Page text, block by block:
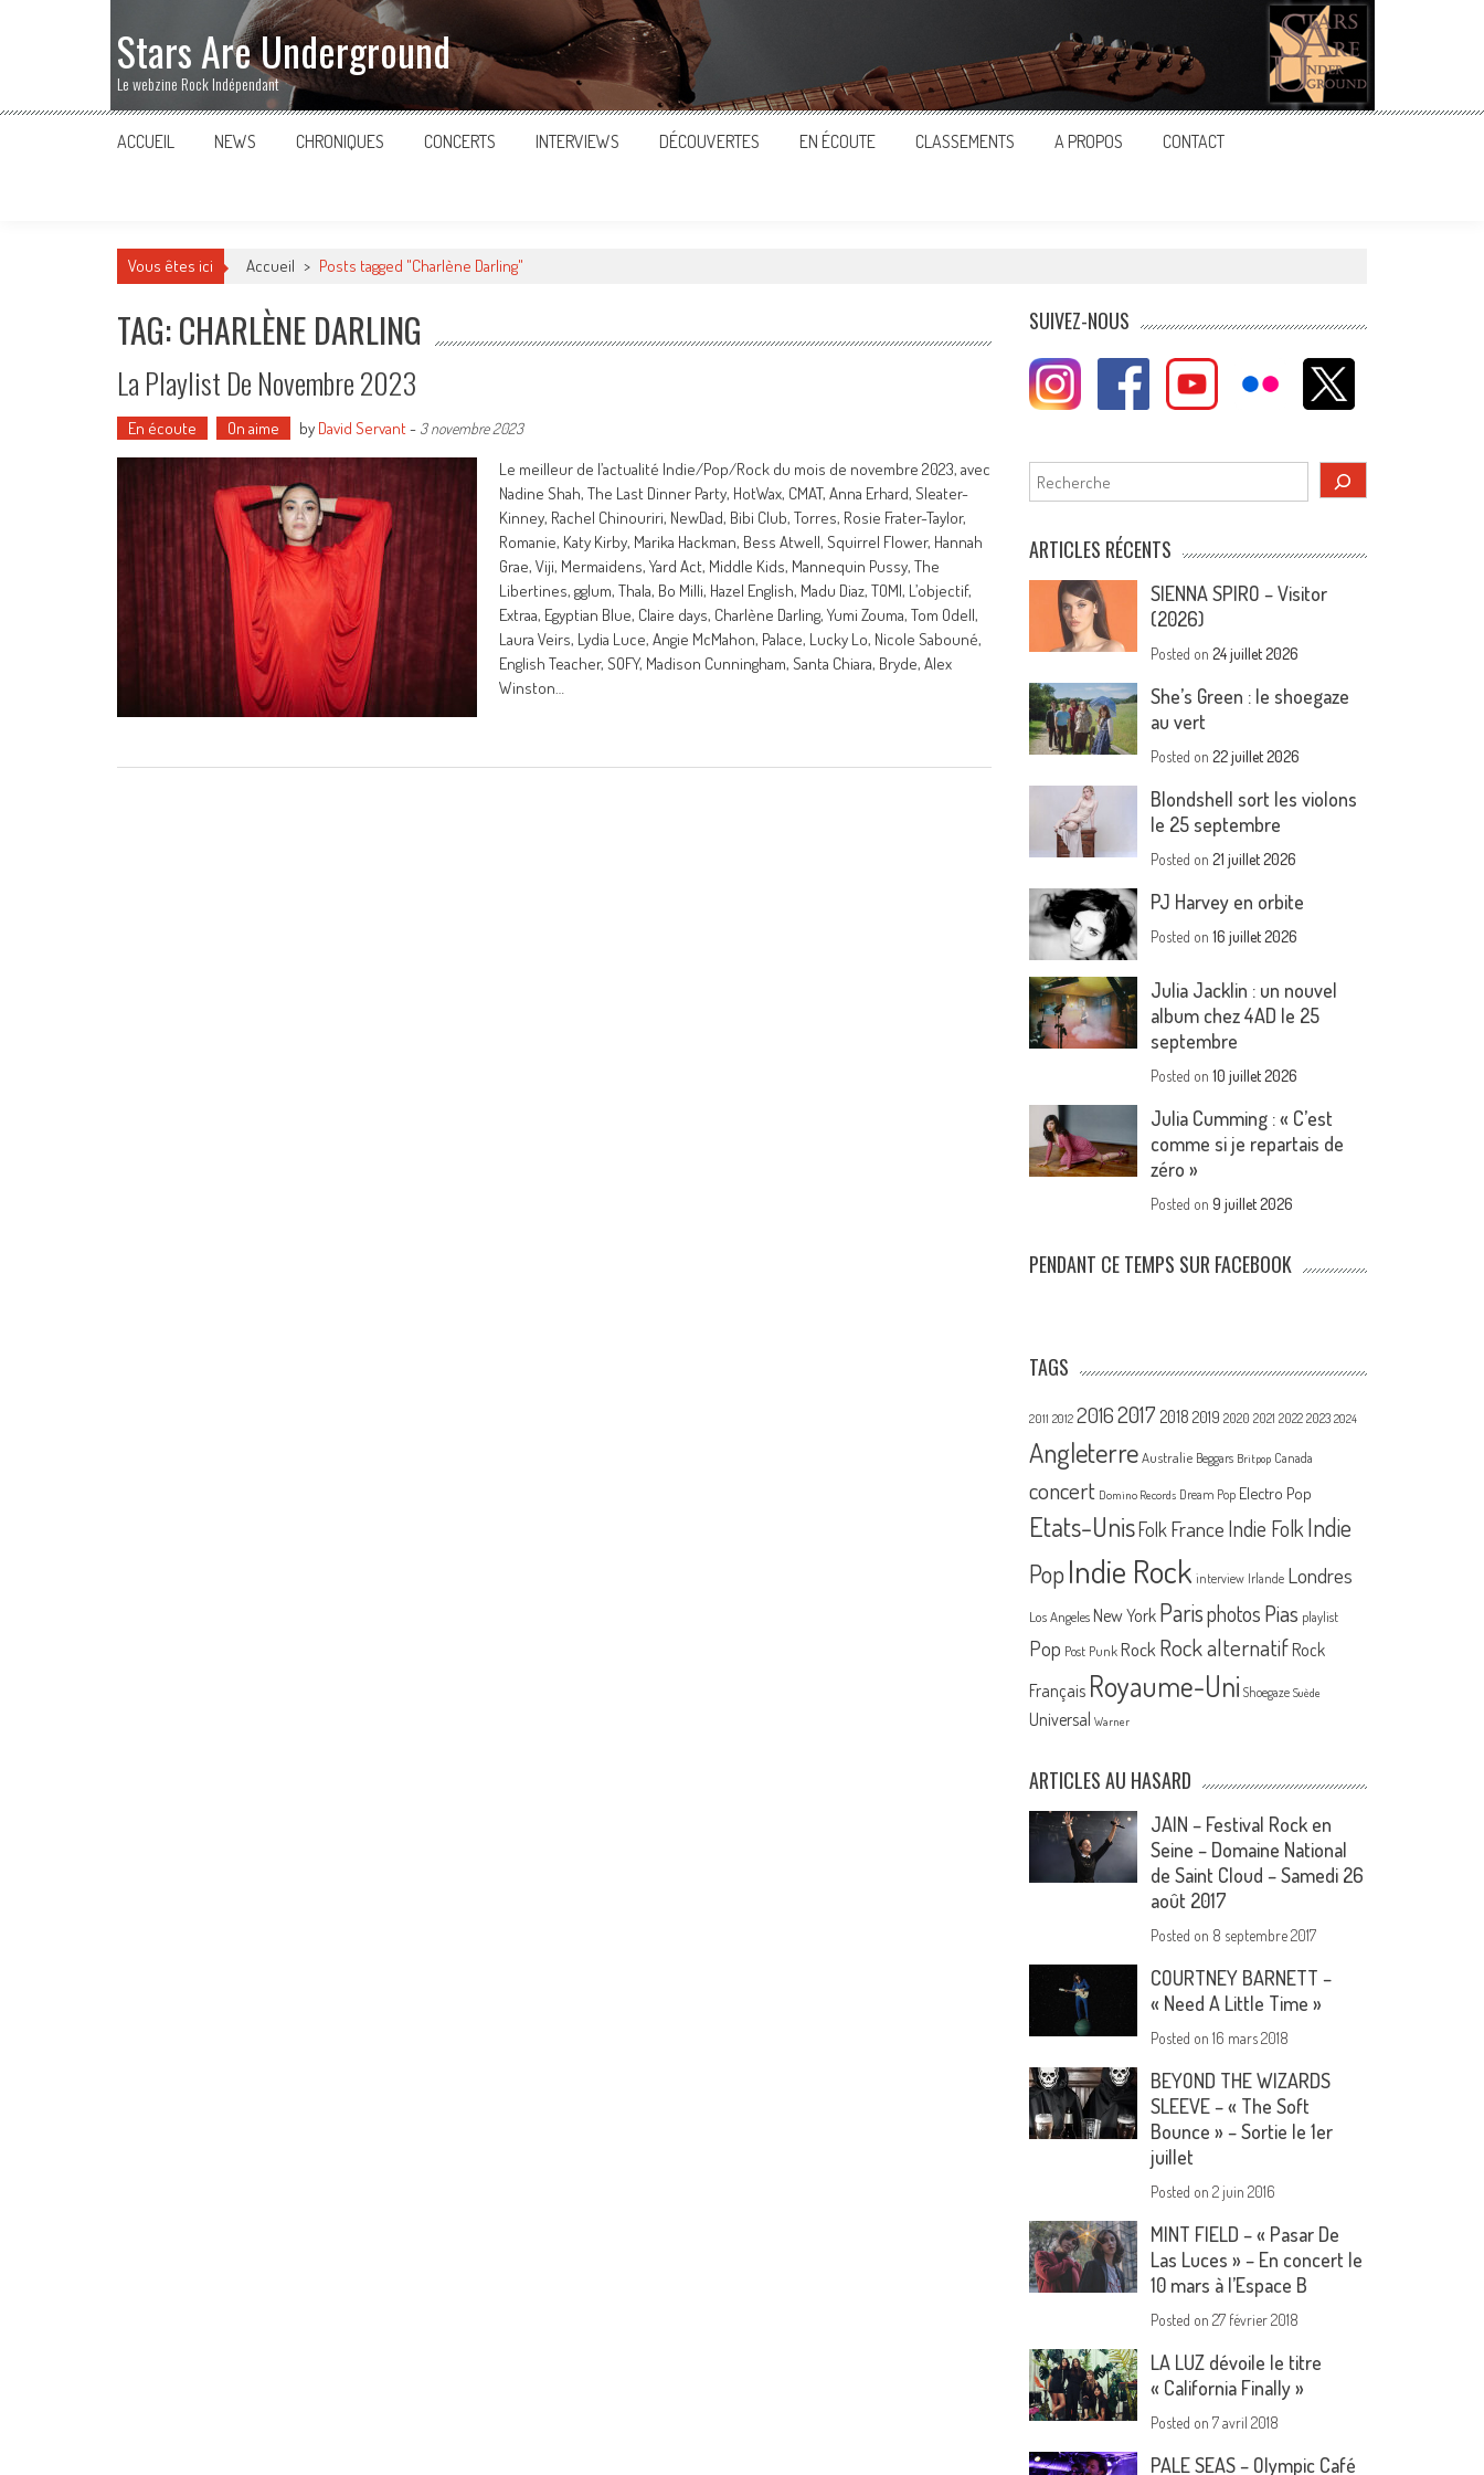
Stars Are Underground
Le webzine Rock Indépendant
ACCUEIL NEWS CHRONIQUES CONCERTS INTERVIEWS DÉCOUVERTES EN ÉCOUTE CLASSEMENTS A PROPOS CONTACT
Vous êtes ici Accueil > Posts tagged "Charlène Darling"
TAG: CHARLÈNE DARLING
La Playlist De Novembre 2023
En écoute On aime by David Servant- 3 novembre 2023
Le meilleur de l’actualité Indie/Pop/Rock du mois de novembre 2023, avec
Nadine Shah, The Last Dinner Party, HotWax, CMAT, Anna Erhard, Sleater-
Kinney, Rachel Chinouriri, NewDad, Bibi Club, Torres, Rosie Frater-Taylor,
Romanie, Katy Kirby, Marika Hackman, Bess Atwell, Squirrel Flower, Hannah
Grae, Viji, Mermaidens, Yard Act, Middle Kids, Mannequin Pussy, The
Libertines, gglum, Thala, Bo Milli, Hazel English, Madu Diaz, TOMI, L’objectif,
Extraa, Egyptian Blue, Claire days, Charlène Darling, Yumi Zouma, Tom Odell,
Laura Veirs, Lydia Luce, Angie McMahon, Palace, Lucky Lo, Nicole Sabouné,
English Teacher, SOFY, Madison Cunningham, Santa Chiara, Bryde, Alex
Winston…
SUIVEZ-NOUS
Rechercher
ARTICLES RÉCENTS
SIENNA SPIRO – Visitor
(2026)
Posted on24 juillet 2026
She’s Green : le shoegaze
au vert
Posted on22 juillet 2026
Blondshell sort les violons
le 25 septembre
Posted on21 juillet 2026
PJ Harvey en orbite
Posted on16 juillet 2026
Julia Jacklin : un nouvel
album chez 4AD le 25
septembre
Posted on10 juillet 2026
Julia Cumming : « C’est
comme si je repartais de
zéro »
Posted on9 juillet 2026
PENDANT CE TEMPS SUR FACEBOOK
TAGS
2011 2012 20162017 2018 2019 2020 2021 2022 2023 2024
Angleterre Australie Beggars Britpop Canada
concert Domino Records Dream Pop Electro Pop
Etats-UnisFolk France Indie FolkIndie
PopIndie Rock interview Irlande Londres
Los Angeles New York Parisphotos Pias playlist
Pop Post Punk Rock Rock alternatif Rock
Français Royaume-Uni Shoegaze Suède
Universal Warner
ARTICLES AU HASARD
JAIN – Festival Rock en
Seine – Domaine National
de Saint Cloud – Samedi 26
août 2017
Posted on 8 septembre 2017
COURTNEY BARNETT –
« Need A Little Time »
Posted on16 mars 2018
BEYOND THE WIZARDS
SLEEVE – « The Soft
Bounce » – Sortie le 1er
juillet
Posted on2 juin 2016
MINT FIELD – « Pasar De
Las Luces » – En concert le
10 mars à l’Espace B
Posted on27 février 2018
LA LUZ dévoile le titre
« California Finally »
Posted on7 avril 2018
PALE SEAS – Olympic Café